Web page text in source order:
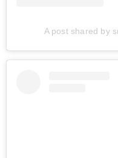
A post shared by